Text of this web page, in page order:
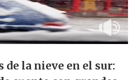
de la nieve en el sur: